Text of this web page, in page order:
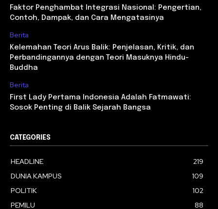
Faktor Penghambat Integrasi Nasional: Pengertian,
Contoh, Dampak, dan Cara Mengatasinya
Berita
Kelemahan Teori Arus Balik: Penjelasan, Kritik, dan
Perbandingannya dengan Teori Masuknya Hindu-
Buddha
Berita
First Lady Pertama Indonesia Adalah Fatmawati:
Sosok Penting di Balik Sejarah Bangsa
CATEGORIES
HEADLINE
219
DUNIA KAMPUS
109
POLITIK
102
PEMILU
88